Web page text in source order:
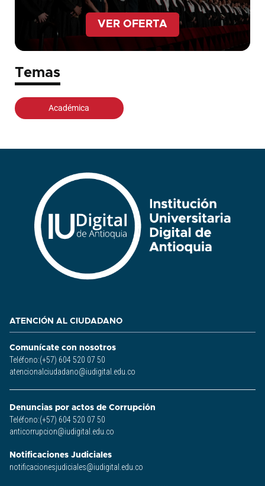
VER OFERTA
Temas
Académica
ATENCIÓN AL CIUDADANO
Comunícate con nosotros
Teléfono:(+57) 604 520 07 50
atencionalciudadano@iudigital.edu.co
Denuncias por actos de Corrupción
Teléfono:(+57) 604 520 07 50
anticorrupcion@iudigital.edu.co
Notificaciones Judiciales
notificacionesjudiciales@iudigital.edu.co